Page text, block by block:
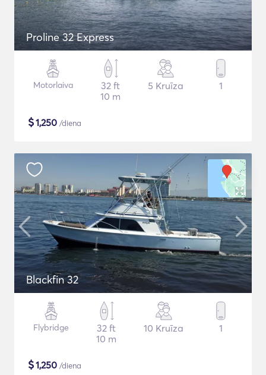
Proline 32 Express
Motorlaiva
32 ft
10 m
5 Kruīza 1
$1,250 /diena
Blackfin 32
Flybridge
32 ft
10 m
10 Kruīza 1
$1,250 /diena